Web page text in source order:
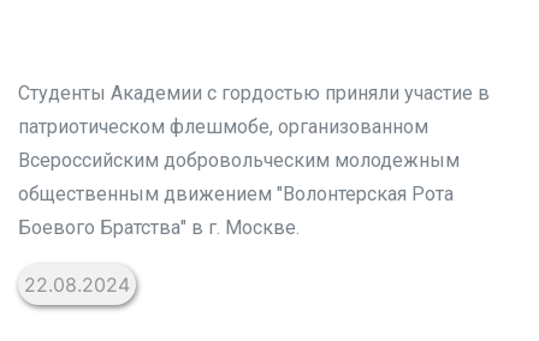
Студенты Академии с гордостью приняли участие в
патриотическом флешмобе, организованном
Всероссийским добровольческим молодежным
общественным движением "Волонтерская Рота
Боевого Братства" в г. Москве.
22.08.2024